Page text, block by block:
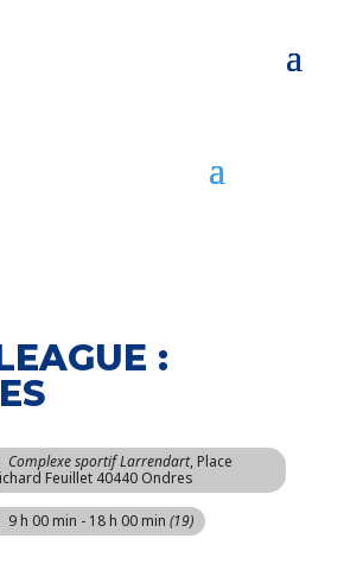
:
Complexe sportif Larrendart, Place
Feuillet 40440 Ondres
9 h 00 min - 18 h 00 min (19)